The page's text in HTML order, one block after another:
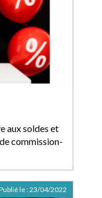
aux soldes et
commission-
le :23/04/2022